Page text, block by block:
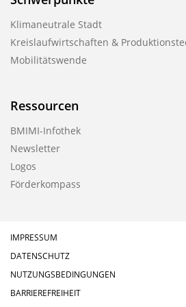
Klimaneutrale Stadt
Kreislaufwirtschaften &
Mobilitätswende
Ressourcen
BMIMI-Infothek
Newsletter
Logos
Förderkompass
IMPRESSUM
DATENSCHUTZ
NUTZUNGSBEDINGUNGEN
BARRIEREFREIHEIT